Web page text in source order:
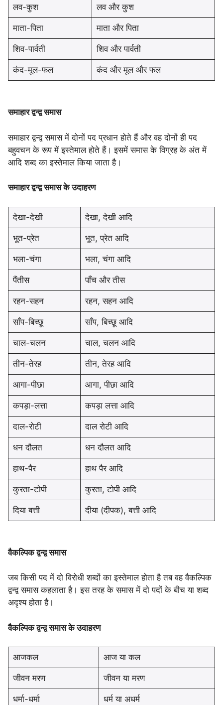
लव-कुश लव और कुश
माता-पिता माता और पिता
शिव-पार्वती शिव और पार्वती
कंद-मूल-फल कंद और मूल और फल
समाहार द्वन्द्व समास
समाहार द्वन्द्व समास में दोनों पद प्रधान होते हैं और वह दोनों ही पद
बहुवचन के रूप में इस्तेमाल होते हैं। इसमें समास के विग्रह के अंत में
आदि शब्द का इस्तेमाल किया जाता है।
समाहार द्वन्द्व समास के उदाहरण
देखा-देखी देखा, देखी आदि
भूत-प्रेत भूत, प्रेत आदि
भला-चंगा भला, चंगा आदि
पैंतीस पाँच और तीस
रहन-सहन रहन, सहन आदि
साँप-बिच्छू साँप, बिच्छू आदि
चाल-चलन चाल, चलन आदि
तीन-तेरह तीन, तेरह आदि
आगा-पीछा आगा, पीछा आदि
कपड़ा-लत्ता कपड़ा लत्ता आदि
दाल-रोटी दाल रोटी आदि
धन दौलत धन दौलत आदि
हाथ-पैर हाथ पैर आदि
कुरता-टोपी कुरता, टोपी आदि
दिया बत्ती दीया (दीपक), बत्ती आदि
वैकल्पिक द्वन्द्व समास
जब किसी पद में दो विरोधी शब्दों का इस्तेमाल होता है तब वह वैकल्पिक
द्वन्द्व समास कहलाता है। इस तरह के समास में दो पदों के बीच या शब्द
अदृश्य होता है।
वैकल्पिक द्वन्द्व समास के उदाहरण
आजकल आज या कल
जीवन मरण जीवन या मरण
धर्मा-धर्मा धर्म या अधर्म